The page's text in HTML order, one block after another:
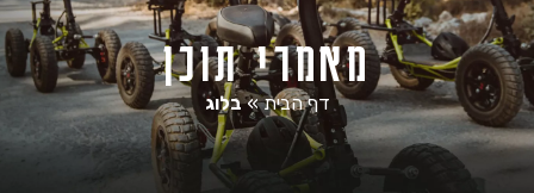
מאמרי תוכן
דף הבית»בלוג